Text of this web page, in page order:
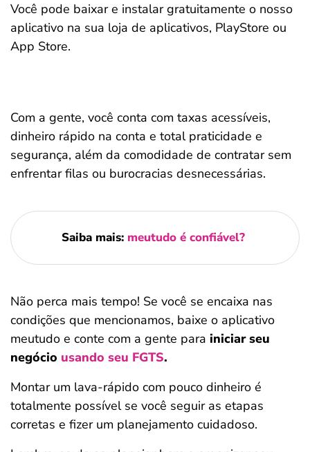
Você pode baixar e instalar gratuitamente o nosso
aplicativo na sua loja de aplicativos, PlayStore ou
App Store.
Com a gente, você conta com taxas acessíveis,
dinheiro rápido na conta e total praticidade e
segurança, além da comodidade de contratar sem
enfrentar filas ou burocracias desnecessárias.
Saiba mais: meutudo é confiável?
Não perca mais tempo! Se você se encaixa nas
condições que mencionamos, baixe o aplicativo
meutudo e conte com a gente para iniciar seu
negócio usando seu FGTS.
Montar um lava-rápido com pouco dinheiro é
totalmente possível se você seguir as etapas
corretas e fizer um planejamento cuidadoso.